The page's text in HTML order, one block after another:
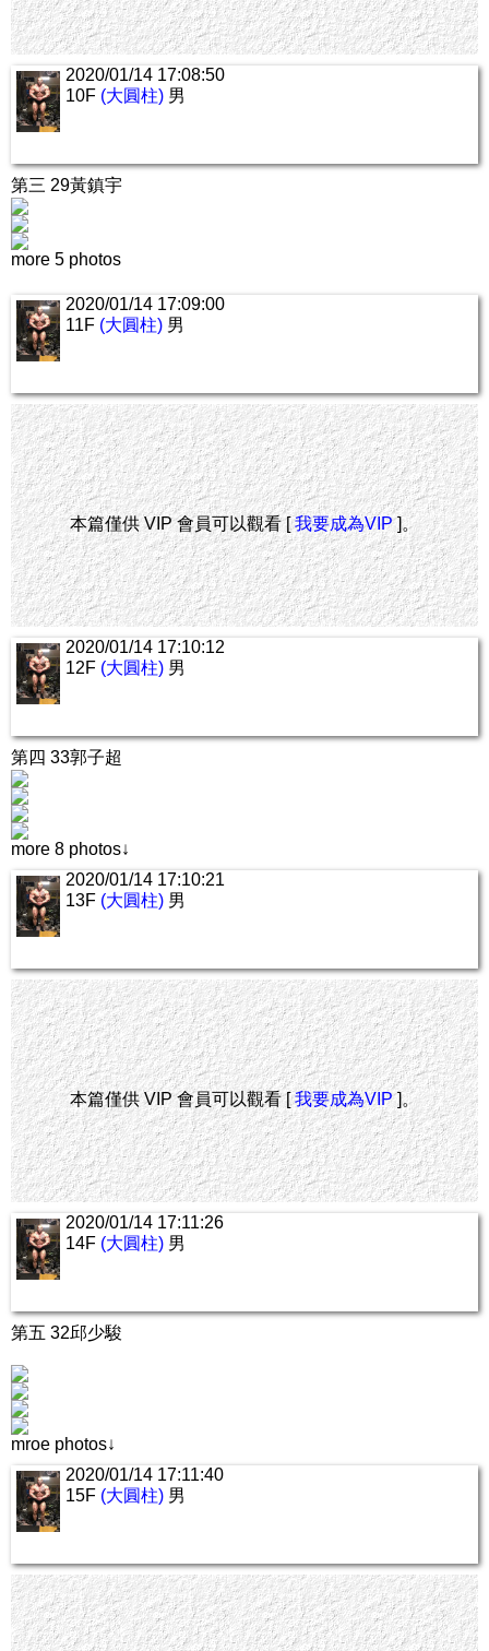
2020/01/14 17:08:50
10F (大圓柱) 男
第三 29黃鎮宇
more 5 photos
2020/01/14 17:09:00
11F (大圓柱) 男
本篇僅供 VIP 會員可以觀看 [我要成為VIP]。
2020/01/14 17:10:12
12F (大圓柱) 男
第四 33郭子超
more 8 photos↓
2020/01/14 17:10:21
13F (大圓柱) 男
本篇僅供 VIP 會員可以觀看 [我要成為VIP]。
2020/01/14 17:11:26
14F (大圓柱) 男
第五 32邱少駿
mroe photos↓
2020/01/14 17:11:40
15F (大圓柱) 男